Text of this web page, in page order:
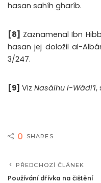
hasan sahíh gharíb.
[8] Zaznamenal Ibn
hasan jej doložil al-
3/247.
[9] Viz Nasáihu l-Wádi’í,
0 SHARES
PŘEDCHOZÍ ČLÁNEK
Používání dřívka na čištění